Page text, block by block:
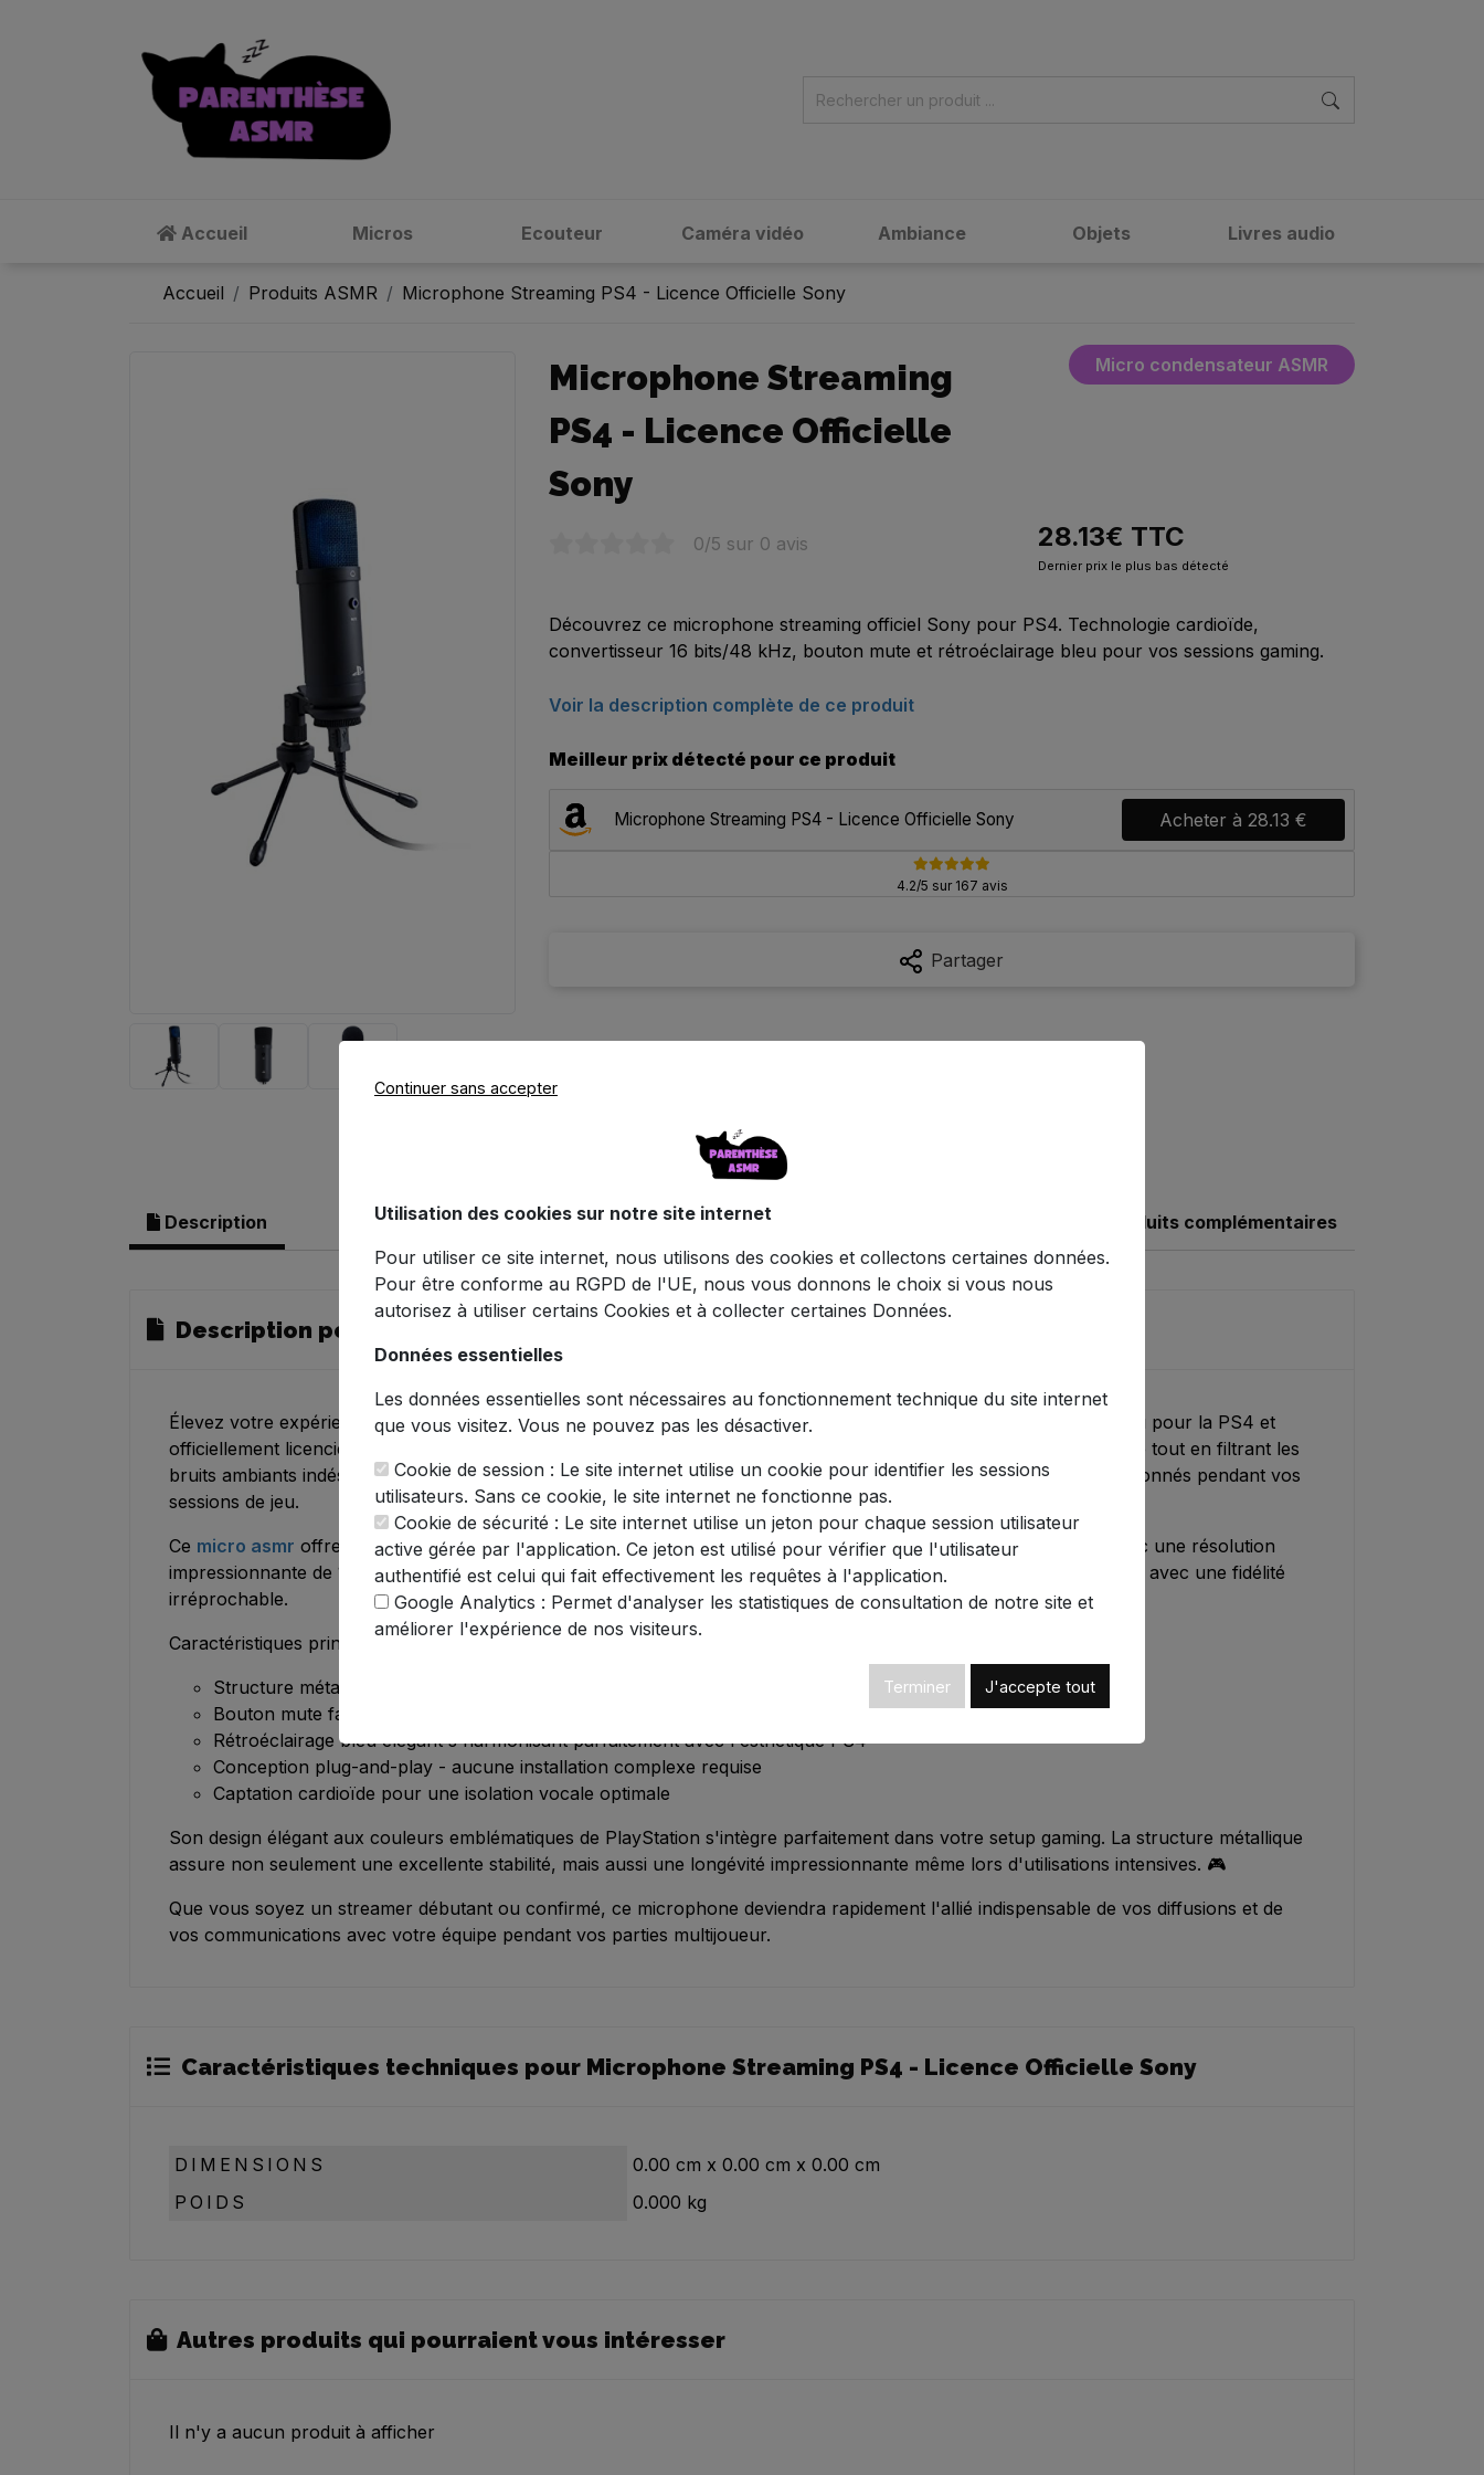
Accueil Micros Ecouteur Caméra vidéo Ambiance Objets Livres audio
Accueil Produits ASMR Microphone Streaming PS4 - Licence Officielle Sony
Microphone Streaming
PS4 - Licence Officielle
Sony
Micro condensateur ASMR
0/5 sur 0 avis 28.13€ TTC
Dernier prix le plus bas détecté
Découvrez ce microphone streaming officiel Sony pour PS4. Technologie cardioïde,
convertisseur 16 bits/48 kHz, bouton mute et rétroéclairage bleu pour vos sessions gaming.
Voir la description complète de ce produit
Meilleur prix détecté pour ce produit
Microphone Streaming PS4 - Licence Officielle Sony Acheter à 28.13 €
4.2/5 sur 167 avis
Partager
Description Caractéristiques Produits complémentaires
Description pour Microphone Streaming PS4 - Licence Officielle Sony
Élevez votre expérience de streaming à un niveau supérieur avec ce microphone professionnel spécialement conçu pour la PS4 et
officiellement licencié par Sony. Sa technologie cardioïde avancée capture votre voix avec une clarté exceptionnelle tout en filtrant les
bruits ambiants indésirables - parfait pour vos streams gaming ou pour enregistrer vos commentaires les plus passionnés pendant vos
sessions de jeu.
Ce micro asmr offre une qualité sonore remarquable grâce à son convertisseur Analogique/Numérique intégré avec une résolution
impressionnante de 16 bits/48 kHz. Les chuchotements les plus subtils comme vos cris de victoire seront reproduits avec une fidélité
irréprochable.
Caractéristiques principales:
Structure métallique robuste garantissant durabilité et stabilité
Bouton mute facilement accessible pour couper instantanément le son
Rétroéclairage bleu élégant s'harmonisant parfaitement avec l'esthétique PS4
Conception plug-and-play - aucune installation complexe requise
Captation cardioïde pour une isolation vocale optimale
Son design élégant aux couleurs emblématiques de PlayStation s'intègre parfaitement dans votre setup gaming. La structure métallique
assure non seulement une excellente stabilité, mais aussi une longévité impressionnante même lors d'utilisations intensives. 🎮
Que vous soyez un streamer débutant ou confirmé, ce microphone deviendra rapidement l'allié indispensable de vos diffusions et de
vos communications avec votre équipe pendant vos parties multijoueur.
Caractéristiques techniques pour Microphone Streaming PS4 - Licence Officielle Sony
DIMENSIONS 0.00 cm x0.00 cm x0.00 cm
POIDS
0.000 kg
Autres produits qui pourraient vous intéresser
Il n'y a aucun produit à afficher
Continuer sans accepter
Utilisation des cookies sur notre site internet
Pour utiliser ce site internet, nous utilisons des cookies et collectons certaines données.
Pour être conforme au RGPD de l'UE, nous vous donnons le choix si vous nous
autorisez à utiliser certains Cookies et à collecter certaines Données.
Données essentielles
Les données essentielles sont nécessaires au fonctionnement technique du site internet
que vous visitez. Vous ne pouvez pas les désactiver.
Cookie de session : Le site internet utilise un cookie pour identifier les sessions
utilisateurs. Sans ce cookie, le site internet ne fonctionne pas.
Cookie de sécurité : Le site internet utilise un jeton pour chaque session utilisateur
active gérée par l'application. Ce jeton est utilisé pour vérifier que l'utilisateur
authentifié est celui qui fait effectivement les requêtes à l'application.
Google Analytics : Permet d'analyser les statistiques de consultation de notre site et
améliorer l'expérience de nos visiteurs.
Terminer J'accepte tout